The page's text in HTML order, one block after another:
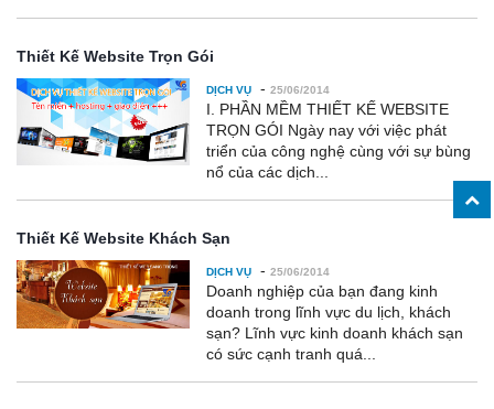
Thiết Kế Website Trọn Gói
DỊCH VỤ - 25/06/2014
I. PHẦN MỀM THIẾT KẾ WEBSITE
TRỌN GÓI Ngày nay với việc phát
triển của công nghệ cùng với sự bùng
nổ của các dịch...
Thiết Kế Website Khách Sạn
DỊCH VỤ - 25/06/2014
Doanh nghiệp của bạn đang kinh
doanh trong lĩnh vực du lịch, khách
sạn? Lĩnh vực kinh doanh khách sạn
có sức cạnh tranh quá...